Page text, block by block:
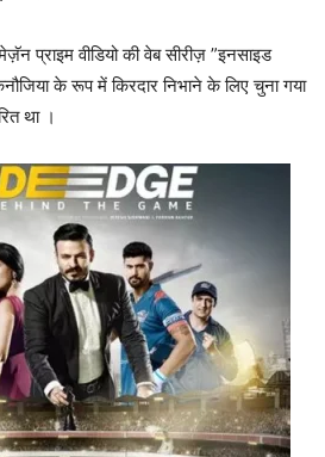
प्राइम वीडियो की वेब सीरीज़ ”इनसाइड
के रूप में किरदार निभाने के लिए चुना गया
था ।